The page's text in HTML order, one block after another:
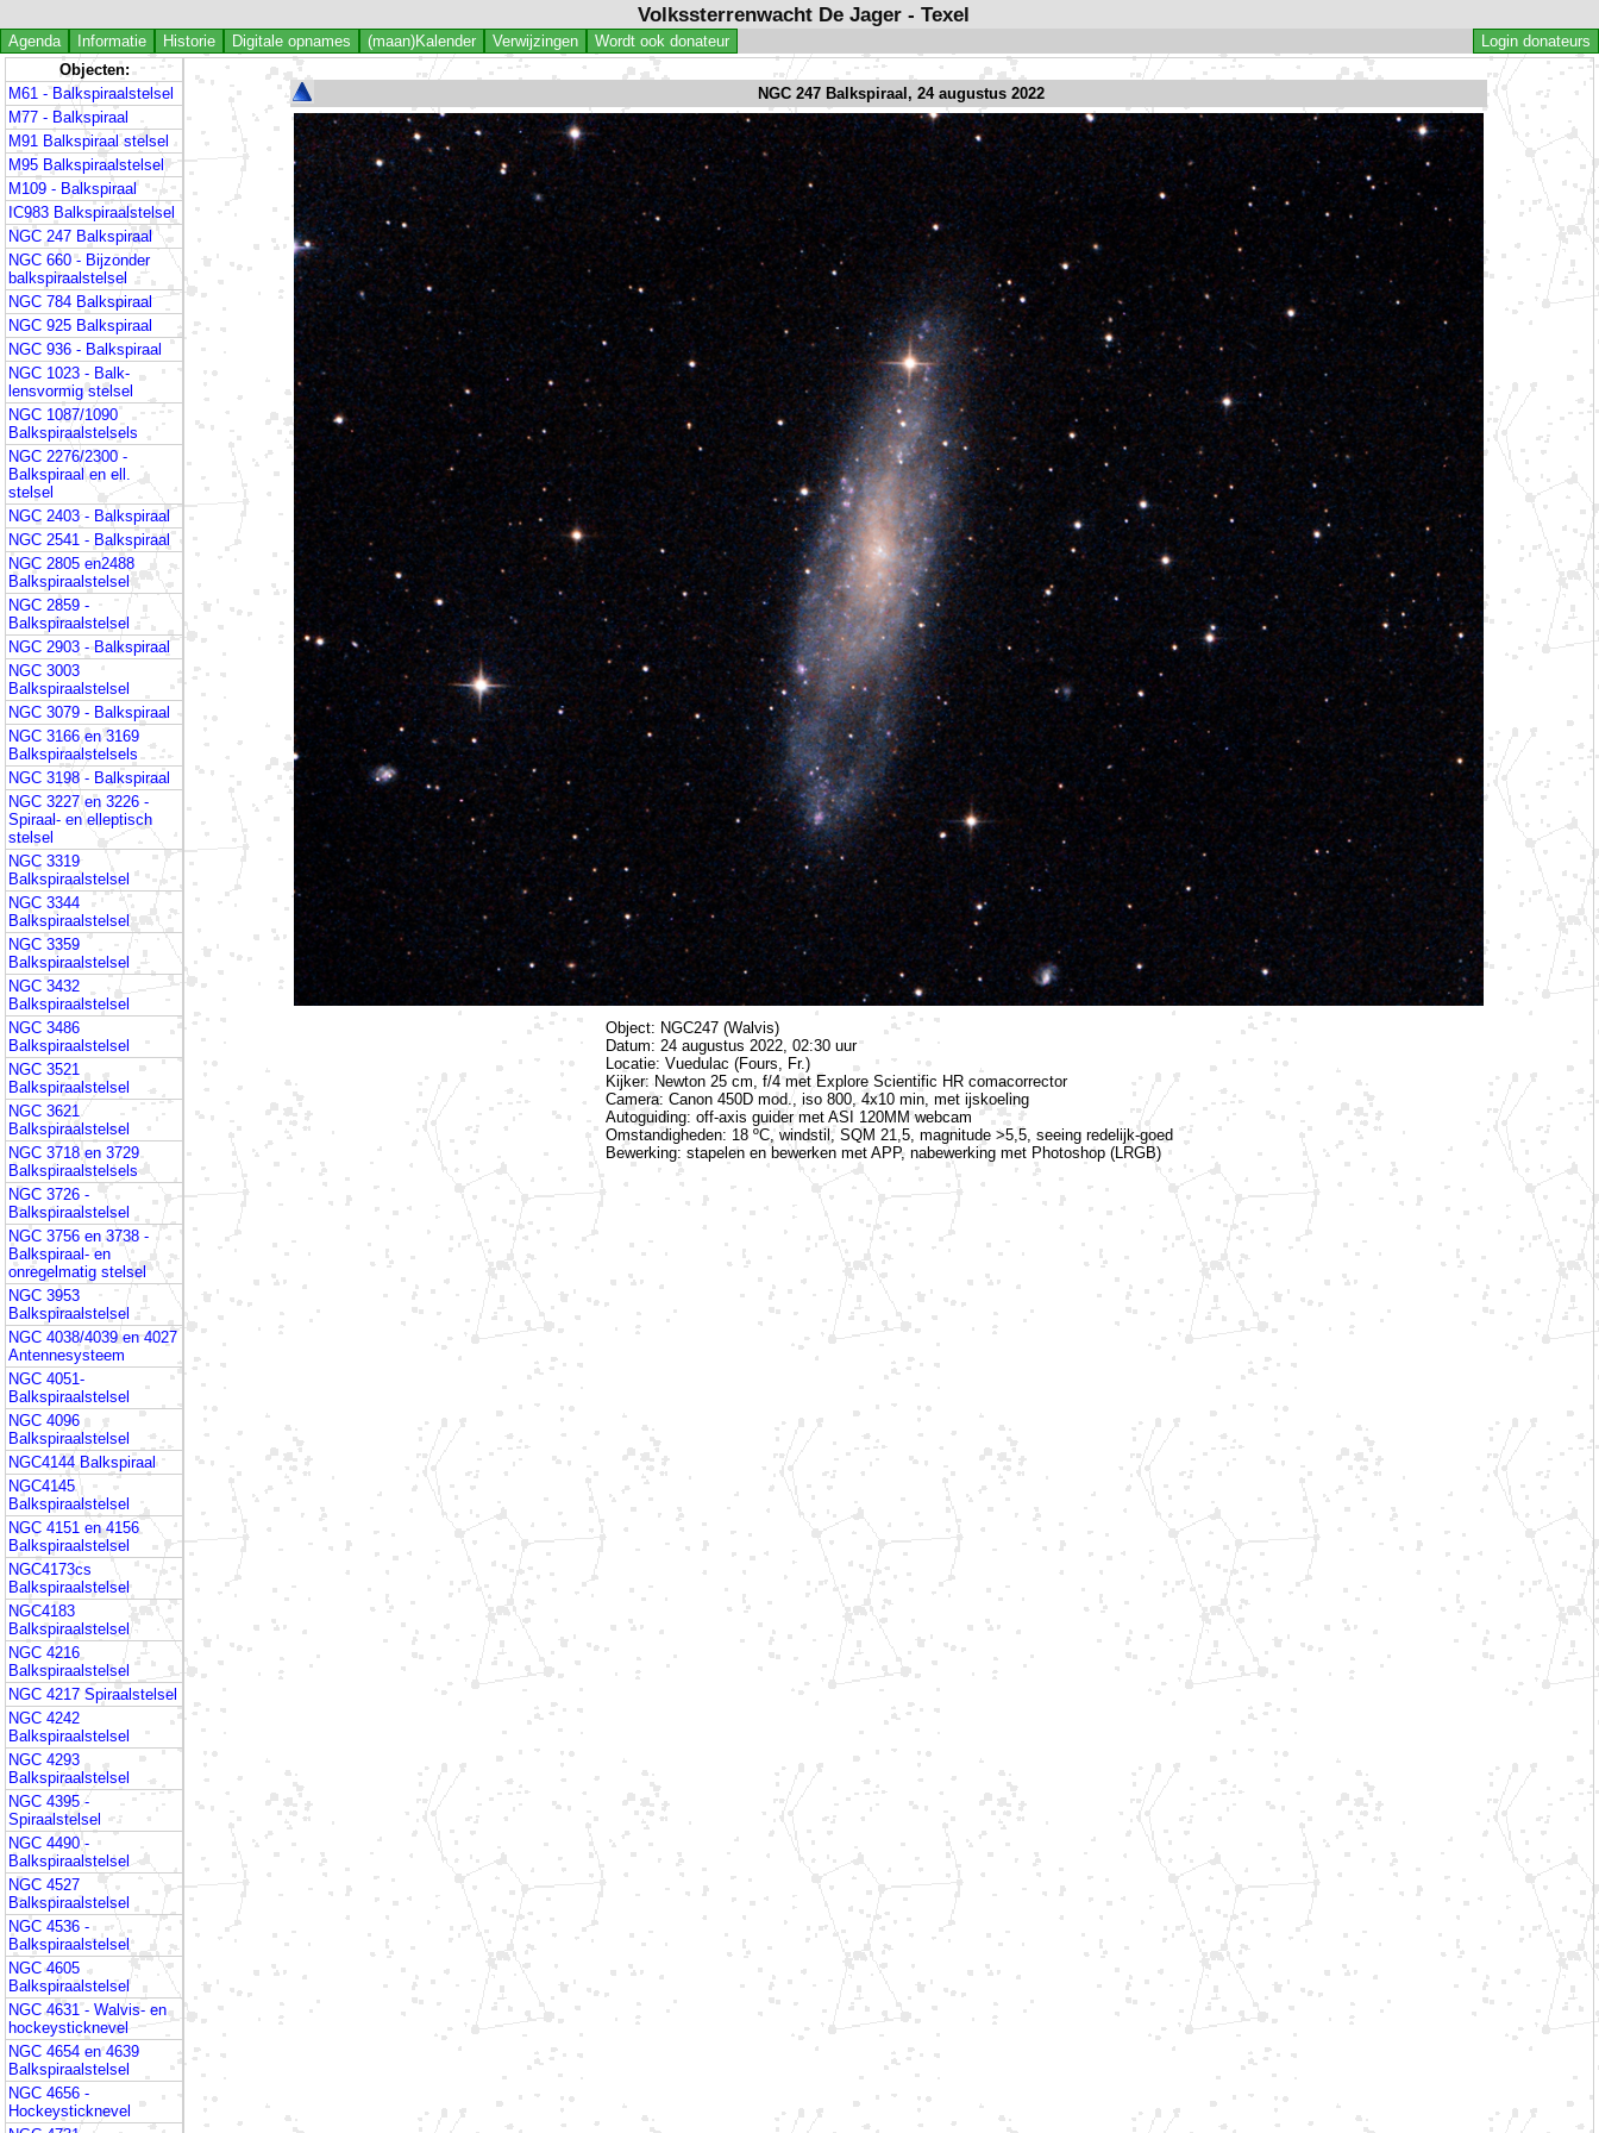
Volkssterrenwacht De Jager - Texel
Agenda Informatie Historie Digitale opnames (maan)Kalender Verwijzingen Wordt ook donateur
Login donateurs
Objecten:
M61 - Balkspiraalstelsel
M77 - Balkspiraal
M91 Balkspiraal stelsel
M95 Balkspiraalstelsel
M109 - Balkspiraal
IC983 Balkspiraalstelsel
NGC 247 Balkspiraal
NGC 660 - Bijzonder
balkspiraalstelsel
NGC 784 Balkspiraal
NGC 925 Balkspiraal
NGC 936 - Balkspiraal
NGC 1023 - Balk-
lensvormig stelsel
NGC 1087/1090
Balkspiraalstelsels
NGC 2276/2300 -
Balkspiraal en ell.
stelsel
NGC 2403 - Balkspiraal
NGC 2541 - Balkspiraal
NGC 2805 en2488
Balkspiraalstelsel
NGC 2859 -
Balkspiraalstelsel
NGC 2903 - Balkspiraal
NGC 3003
Balkspiraalstelsel
NGC 3079 - Balkspiraal
NGC 3166 en 3169
Balkspiraalstelsels
NGC 3198 - Balkspiraal
NGC 3227 en 3226 -
Spiraal- en elleptisch
stelsel
NGC 3319
Balkspiraalstelsel
NGC 3344
Balkspiraalstelsel
NGC 3359
Balkspiraalstelsel
NGC 3432
Balkspiraalstelsel
NGC 3486
Balkspiraalstelsel
NGC 3521
Balkspiraalstelsel
NGC 3621
Balkspiraalstelsel
NGC 3718 en 3729
Balkspiraalstelsels
NGC 3726 -
Balkspiraalstelsel
NGC 3756 en 3738 -
Balkspiraal- en
onregelmatig stelsel
NGC 3953
Balkspiraalstelsel
NGC 4038/4039 en 4027
Antennesysteem
NGC 4051-
Balkspiraalstelsel
NGC 4096
Balkspiraalstelsel
NGC4144 Balkspiraal
NGC4145
Balkspiraalstelsel
NGC 4151 en 4156
Balkspiraalstelsel
NGC4173cs
Balkspiraalstelsel
NGC4183
Balkspiraalstelsel
NGC 4216
Balkspiraalstelsel
NGC 4217 Spiraalstelsel
NGC 4242
Balkspiraalstelsel
NGC 4293
Balkspiraalstelsel
NGC 4395 -
Spiraalstelsel
NGC 4490 -
Balkspiraalstelsel
NGC 4527
Balkspiraalstelsel
NGC 4536 -
Balkspiraalstelsel
NGC 4605
Balkspiraalstelsel
NGC 4631 - Walvis- en
hockeysticknevel
NGC 4654 en 4639
Balkspiraalstelsel
NGC 4656 -
Hockeysticknevel
NGC 247 Balkspiraal, 24 augustus 2022
Object: NGC247 (Walvis)
Datum: 24 augustus 2022, 02:30 uur
Locatie: Vuedulac (Fours, Fr.)
Kijker: Newton 25 cm, f/4 met Explore Scientific HR comacorrector
Camera: Canon 450D mod., iso 800, 4x10 min, met ijskoeling
Autoguiding: off-axis guider met ASI 120MM webcam
Omstandigheden: 18 ºC, windstil, SQM 21,5, magnitude >5,5, seeing redelijk-goed
Bewerking: stapelen en bewerken met APP, nabewerking met Photoshop (LRGB)